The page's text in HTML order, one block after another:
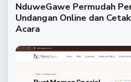
NduweGawe Permudah
Undangan Online dan
Acara